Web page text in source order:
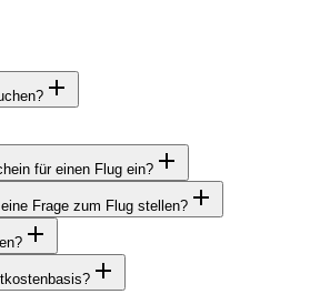
für einen Flug ein?
Frage zum Flug stellen?